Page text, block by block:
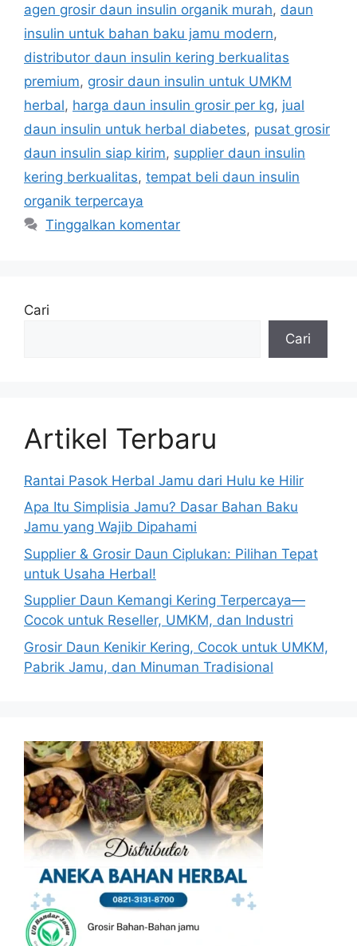
agen grosir daun insulin organik murah, daun
insulin untuk bahan baku jamu modern,
distributor daun insulin kering berkualitas
premium, grosir daun insulin untuk UMKM
herbal, harga daun insulin grosir per kg, jual
daun insulin untuk herbal diabetes, pusat grosir
daun insulin siap kirim, supplier daun insulin
kering berkualitas, tempat beli daun insulin
organik terpercaya
Tinggalkan komentar
Cari
Cari
Artikel Terbaru
Rantai Pasok Herbal Jamu dari Hulu ke Hilir
Apa Itu Simplisia Jamu? Dasar Bahan Baku
Jamu yang Wajib Dipahami
Supplier & Grosir Daun Ciplukan: Pilihan Tepat
untuk Usaha Herbal!
Supplier Daun Kemangi Kering Terpercaya—
Cocok untuk Reseller, UMKM, dan Industri
Grosir Daun Kenikir Kering, Cocok untuk UMKM,
Pabrik Jamu, dan Minuman Tradisional